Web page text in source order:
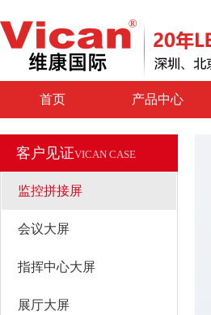
首页 产品中心
客户见证VICAN CASE
监控拼接屏
会议大屏
指挥中心大屏
展厅大屏